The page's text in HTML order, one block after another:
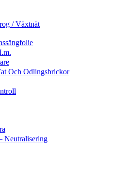
/ Växtnät
Och Odlingsbrickor
Neutralisering